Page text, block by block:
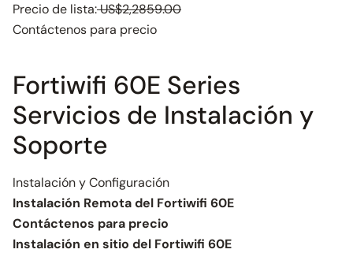
Precio de lista:US$2,2859.00
Contáctenos para precio
Fortiwifi 60E Series
Servicios de Instalación y
Soporte
Instalación y Configuración
Instalación Remota del Fortiwifi 60E
Contáctenos para precio
Instalación en sitio del Fortiwifi 60E